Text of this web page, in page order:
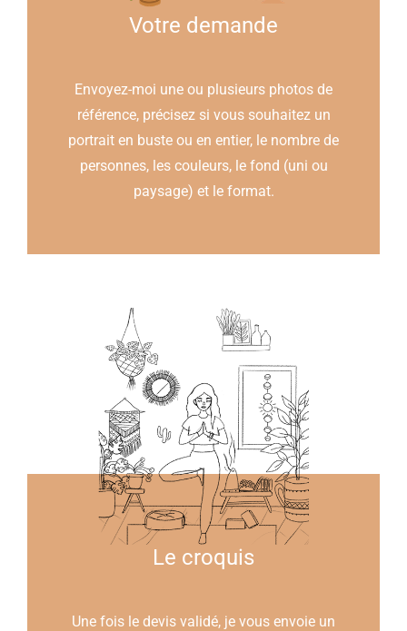
Votre demande
Envoyez-moi une ou plusieurs photos de
référence, précisez si vous souhaitez un
portrait en buste ou en entier, le nombre de
personnes, les couleurs, le fond (uni ou
paysage) et le format.
Le croquis
Une fois le devis validé, je vous envoie un